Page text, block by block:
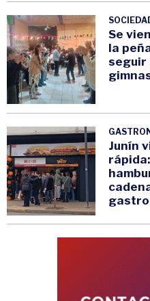
Se
la
seguir
Junín